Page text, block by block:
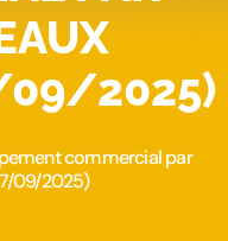
09/2025)
commercial par
09/2025)